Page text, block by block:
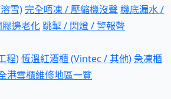
雪)完全唔凍 / 壓縮機沒聲 機底漏水 /
邊老化跳掣 / 閃燈 / 警報聲
程)恆溫紅酒櫃 (Vintec / 其他)急凍櫃
港雪櫃維修地區一覽